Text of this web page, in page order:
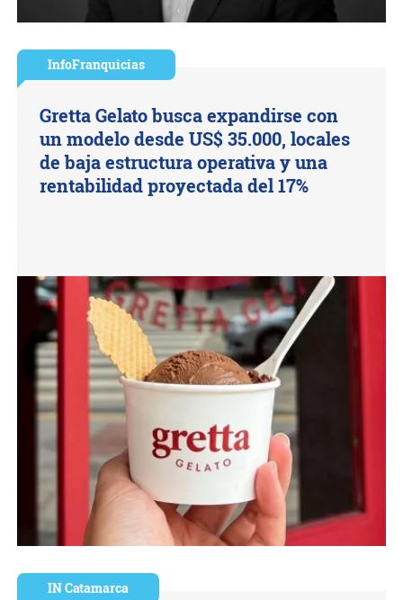
InfoFranquicias
Gretta Gelato busca expandirse con
un modelo desde US$ 35.000, locales
de baja estructura operativa y una
rentabilidad proyectada del 17%
IN Catamarca